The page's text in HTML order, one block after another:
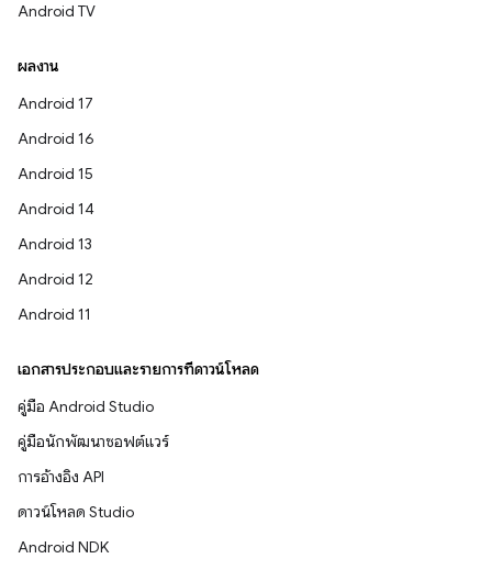
Android TV
ผลงาน
Android 17
Android 16
Android 15
Android 14
Android 13
Android 12
Android 11
เอกสารประกอบและรายการที่ดาวน์โหลด
คู่มือ Android Studio
คู่มือนักพัฒนาซอฟต์แวร์
การอ้างอิง API
ดาวน์โหลด Studio
Android NDK